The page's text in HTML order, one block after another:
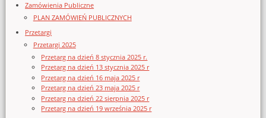
Zamówienia Publiczne
PLAN ZAMÓWIEŃ PUBLICZNYCH
Przetargi
Przetargi 2025
Przetarg na dzień 8 stycznia 2025 r.
Przetarg na dzień 13 stycznia 2025 r
Przetarg na dzień 16 maja 2025 r
Przetarg na dzień 23 maja 2025 r
Przetarg na dzień 22 sierpnia 2025 r
Przetarg na dzień 19 września 2025 r